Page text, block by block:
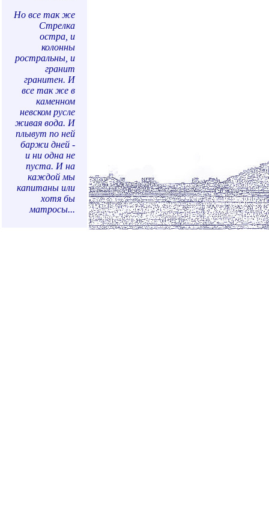
Но все так же
Стрелка
остра, и
колонны
ростральны, и
гранит
гранитен. И
все так же в
каменном
невском русле
живая вода. И
плывут по ней
баржи дней -
и ни одна не
пуста. И на
каждой мы
капитаны или
хотя бы
матросы...